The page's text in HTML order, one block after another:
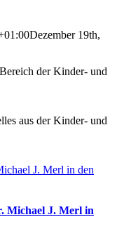
Dezember 19th,
der Kinder- und
aus der Kinder- und
J. Merl in den
Michael J. Merl in